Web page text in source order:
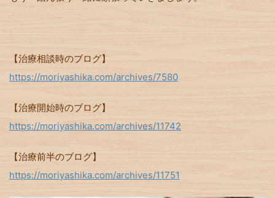
【治療相談時のブログ】
https://moriyashika.com/archives/7580
【治療開始時のブログ】
https://moriyashika.com/archives/11742
【治療前半のブログ】
https://moriyashika.com/archives/11751